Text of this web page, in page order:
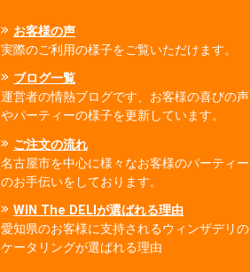
お客様の声
実際のご利用の様子をご覧いただけます。
ブログ一覧
運営者の情熱ブログです、お客様の喜びの声
やパーティーの様子を更新しています。
ご注文の流れ
名古屋市を中心に様々なお客様のパーティー
のお手伝いをしております。
WIN The DELIが選ばれる理由
愛知県のお客様に支持されるウィンザデリの
ケータリングが選ばれる理由